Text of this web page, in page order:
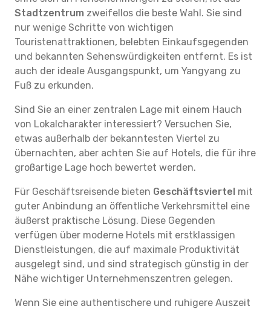
Stadtzentrum zweifellos die beste Wahl. Sie sind
nur wenige Schritte von wichtigen
Touristenattraktionen, belebten Einkaufsgegenden
und bekannten Sehenswürdigkeiten entfernt. Es ist
auch der ideale Ausgangspunkt, um Yangyang zu
Fuß zu erkunden.
Sind Sie an einer zentralen Lage mit einem Hauch
von Lokalcharakter interessiert? Versuchen Sie,
etwas außerhalb der bekanntesten Viertel zu
übernachten, aber achten Sie auf Hotels, die für ihre
großartige Lage hoch bewertet werden.
Für Geschäftsreisende bieten Geschäftsviertel mit
guter Anbindung an öffentliche Verkehrsmittel eine
äußerst praktische Lösung. Diese Gegenden
verfügen über moderne Hotels mit erstklassigen
Dienstleistungen, die auf maximale Produktivität
ausgelegt sind, und sind strategisch günstig in der
Nähe wichtiger Unternehmenszentren gelegen.
Wenn Sie eine authentischere und ruhigere Auszeit